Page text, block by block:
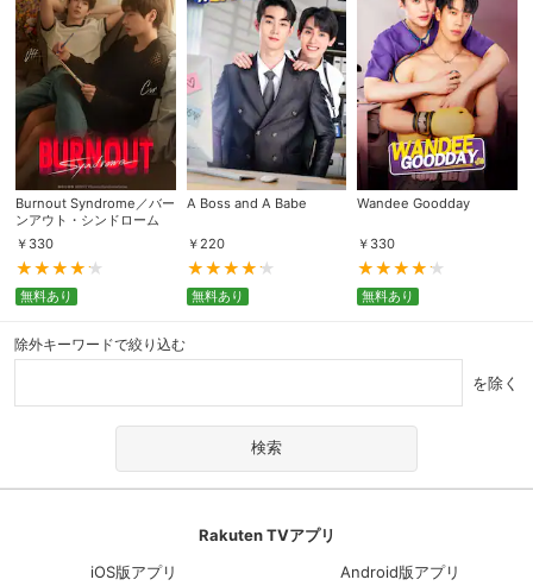
Burnout Syndrome／バー
ンアウト・シンドローム
￥ 330
無料あり
A Boss and A Babe
￥ 220
無料あり
Wandee Goodday
￥ 330
無料あり
除外キーワードで絞り込む
を除く
Rakuten TVアプリ
iOS版アプリ
Android版アプリ